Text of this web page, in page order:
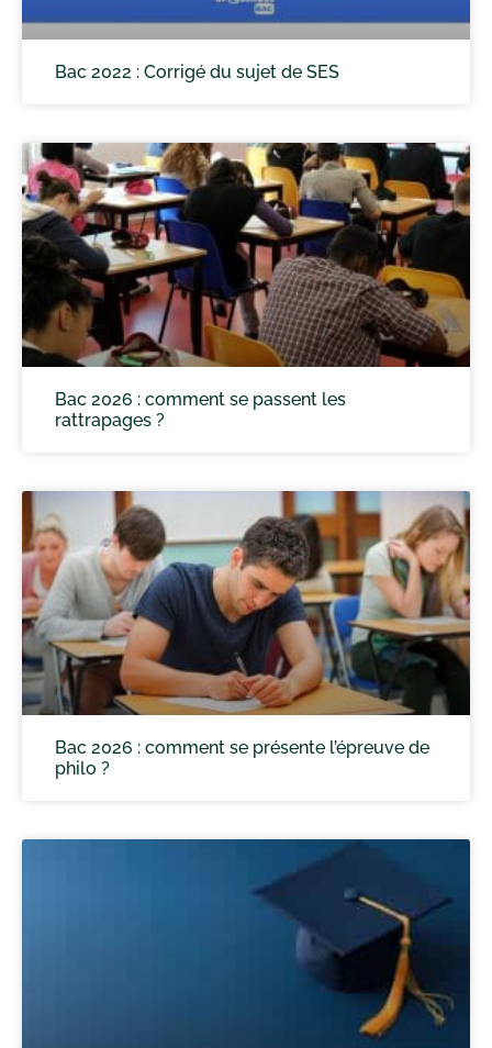
Bac 2022 : Corrigé du sujet de SES
Bac 2026 : comment se passent les
rattrapages ?
Bac 2026 : comment se présente l’épreuve de
philo ?